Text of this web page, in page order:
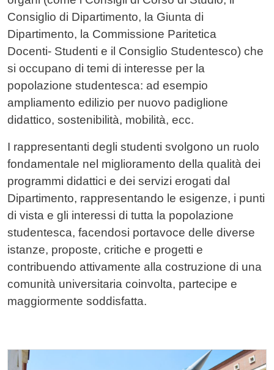
Consiglio di Dipartimento, la Giunta di
Dipartimento, la Commissione Paritetica
Docenti- Studenti e il Consiglio Studentesco) che
si occupano di temi di interesse per la
popolazione studentesca: ad esempio
ampliamento edilizio per nuovo padiglione
didattico, sostenibilità, mobilità, ecc.
I rappresentanti degli studenti svolgono un ruolo
fondamentale nel miglioramento della qualità dei
programmi didattici e dei servizi erogati dal
Dipartimento, rappresentando le esigenze, i punti
di vista e gli interessi di tutta la popolazione
studentesca, facendosi portavoce delle diverse
istanze, proposte, critiche e progetti e
contribuendo attivamente alla costruzione di una
comunità universitaria coinvolta, partecipe e
maggiormente soddisfatta.
Cards
Immagine